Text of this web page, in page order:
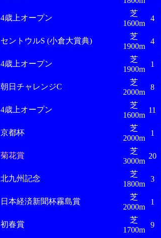
4歳上オープン
芝
1600m
4
セントウルS (小倉大賞典)
芝
1900m
4
4歳上オープン
芝
1900m
1
朝日チャレンジC
芝
2000m
8
4歳上オープン
芝
1600m
11
京都杯
芝
2000m
1
菊花賞
芝
3000m
20
北九州記念
芝
1800m
3
日本経済新聞杯霧島賞
芝
2000m
1
初春賞
芝
1700m
9